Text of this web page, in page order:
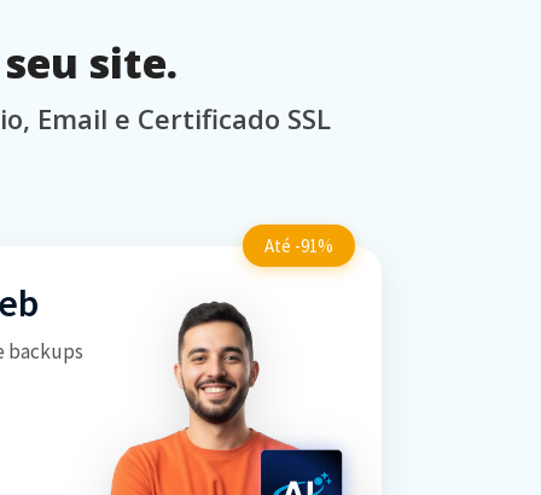
site.
Email e Certificado SSL
Até -91%
backups